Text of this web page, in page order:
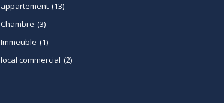
appartement (13)
Chambre (3)
Immeuble (1)
local commercial (2)